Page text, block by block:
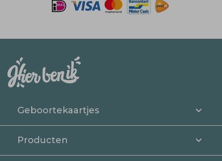
Geboortekaartjes
Producten